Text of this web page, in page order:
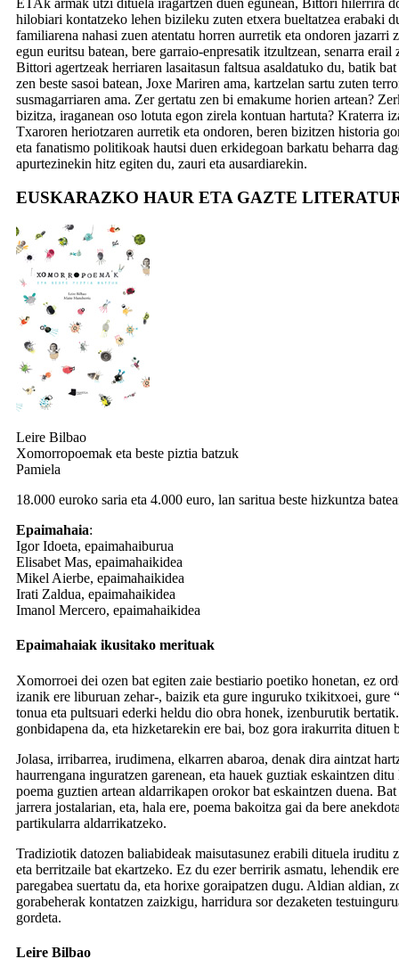
hilobiari kontatzeko lehen bizileku zuten etxera bueltatzea erabaki
familiarena nahasi zuen atentatu horren aurretik eta ondoren jazarri
egun euritsu batean, bere garraio-enpresatik itzultzean, senarra
Bittori agertzeak herriaren lasaitasun faltsua asaldatuko du, batik
zen beste sasoi batean, Joxe Mariren ama, kartzelan sartu zuten
susmagarriaren ama. Zer gertatu zen bi emakume horien artean?
bizitza, iraganean oso lotuta egon zirela kontuan hartuta? Kraterra
Txaroren heriotzaren aurretik eta ondoren, beren bizitzen historia
eta fanatismo politikoak hautsi duen erkidegoan barkatu beharra
apurtezinekin hitz egiten du, zauri eta ausardiarekin.
EUSKARAZKO HAUR ETA GAZTE
Leire Bilbao
Xomorropoemak eta beste piztia batzuk
Pamiela
18.000 euroko saria eta 4.000 euro, lan saritua beste hizkuntza
Epaimahaia:
Igor Idoeta, epaimahaiburua
Elisabet Mas, epaimahaikidea
Mikel Aierbe, epaimahaikidea
Irati Zaldua, epaimahaikidea
Imanol Mercero, epaimahaikidea
Epaimahaiak ikusitako merituak
Xomorroei dei ozen bat egiten zaie bestiario poetiko honetan, ez
izanik ere liburuan zehar-, baizik eta gure inguruko txikitxoei, gure
tonua eta pultsuari ederki heldu dio obra honek, izenburutik
gonbidapena da, eta hizketarekin ere bai, boz gora irakurrita dituen
Jolasa, irribarrea, irudimena, elkarren abaroa, denak dira aintzat
haurrengana inguratzen garenean, eta hauek guztiak eskaintzen
poema guztien artean aldarrikapen orokor bat eskaintzen duena.
jarrera jostalarian, eta, hala ere, poema bakoitza gai da bere
partikularra aldarrikatzeko.
Tradiziotik datozen baliabideak maisutasunez erabili dituela iruditu
eta berritzaile bat ekartzeko. Ez du ezer berririk asmatu, lehendik
paregabea suertatu da, eta horixe goraipatzen dugu. Aldian aldian,
gorabeherak kontatzen zaizkigu, harridura sor dezaketen
gordeta.
Leire Bilbao